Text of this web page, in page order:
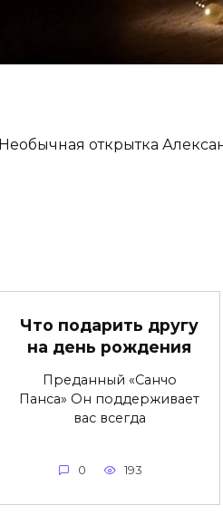
Необычная открытка
Что подарить другу
на день рождения
Преданный «Санчо
Панса» Он поддерживает
вас всегда
0 193